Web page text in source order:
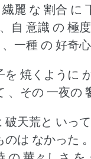
繊麗 な 割合
自 意識 の 極
一種 の 好奇
焼くように
、その 一夜の
天荒と いって
は なかった 。